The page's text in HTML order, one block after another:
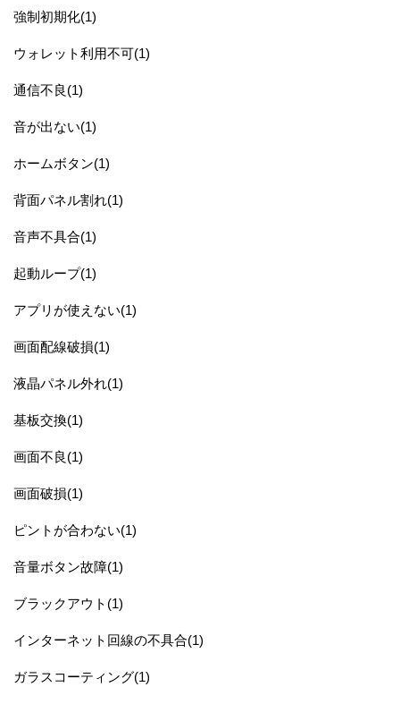
強制初期化(1)
ウォレット利用不可(1)
通信不良(1)
音が出ない(1)
ホームボタン(1)
背面パネル割れ(1)
音声不具合(1)
起動ループ(1)
アプリが使えない(1)
画面配線破損(1)
液晶パネル外れ(1)
基板交換(1)
画面不良(1)
画面破損(1)
ピントが合わない(1)
音量ボタン故障(1)
ブラックアウト(1)
インターネット回線の不具合(1)
ガラスコーティング(1)